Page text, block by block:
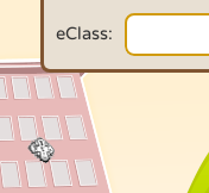
eClass: